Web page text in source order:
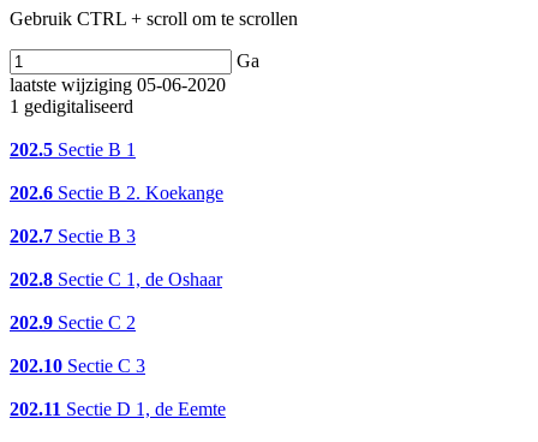
Gebruik CTRL + scroll om te scrollen
Ga
laatste wijziging 05-06-2020
1 gedigitaliseerd
202.5 Sectie B 1
202.6 Sectie B 2. Koekange
202.7 Sectie B 3
202.8 Sectie C 1, de Oshaar
202.9 Sectie C 2
202.10 Sectie C 3
202.11 Sectie D 1, de Eemte